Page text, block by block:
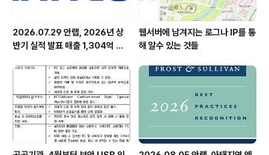
2026.07.29 안랩, 2026년 상
반기 실적 발표 매출 1,304억 원,
웹서버에 남겨지는 로그나 IP를 통
해 알수 있는 것들